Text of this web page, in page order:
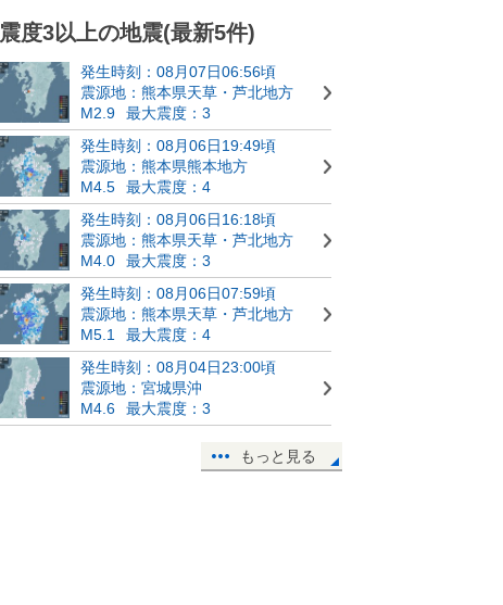
震度3以上の地震(最新5件)
発生時刻：08月07日06:56頃
震源地：熊本県天草・芦北地方
M2.9
最大震度：3
発生時刻：08月06日19:49頃
震源地：熊本県熊本地方
M4.5
最大震度：4
発生時刻：08月06日16:18頃
震源地：熊本県天草・芦北地方
M4.0
最大震度：3
発生時刻：08月06日07:59頃
震源地：熊本県天草・芦北地方
M5.1
最大震度：4
発生時刻：08月04日23:00頃
震源地：宮城県沖
M4.6
最大震度：3
もっと見る